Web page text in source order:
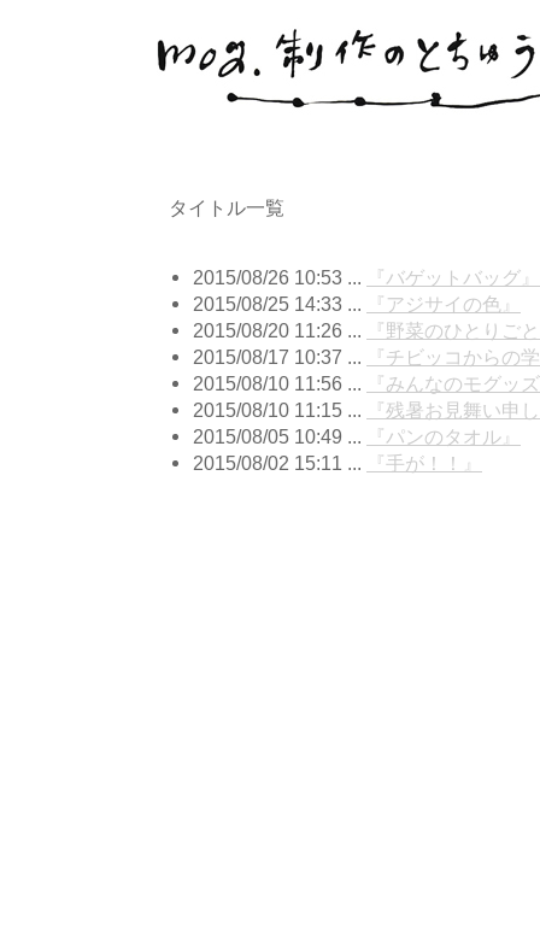
タイトル一覧
2015/08/26 10:53 ...
『バゲットバッグ』
2015/08/25 14:33 ...
『アジサイの色』
2015/08/20 11:26 ...
『野菜のひとりご
2015/08/17 10:37 ...
『チビッコからの
2015/08/10 11:56 ...
『みんなのモグッ
2015/08/10 11:15 ...
『残暑お見舞い申
2015/08/05 10:49 ...
『パンのタオル』
2015/08/02 15:11 ...
『手が！！』